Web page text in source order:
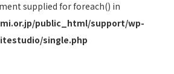
supplied for foreach() in
public_html/support/wp-
single.php